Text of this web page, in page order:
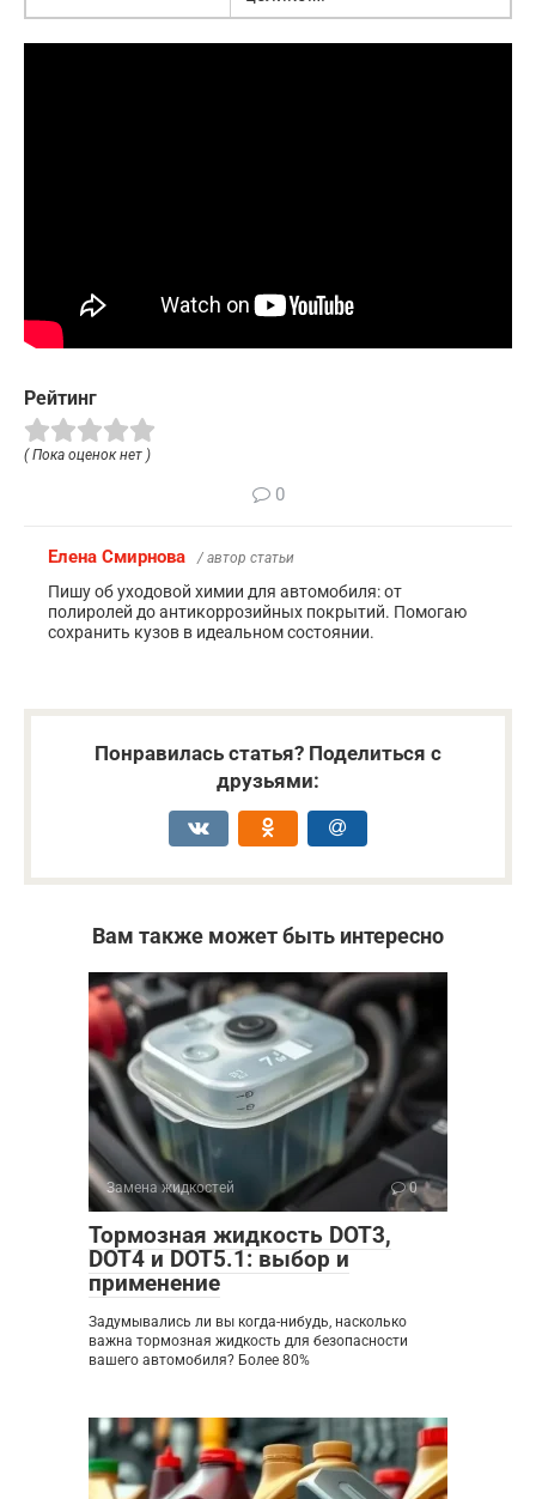
Рейтинг
( Пока оценок нет )
0
Елена Смирнова / автор статьи
Пишу об уходовой химии для автомобиля: от
полиролей до антикоррозийных покрытий. Помогаю
сохранить кузов в идеальном состоянии.
Понравилась статья? Поделиться с
друзьями:
Вам также может быть интересно
Замена жидкостей 0
Тормозная жидкость DOT3,
DOT4 и DOT5.1: выбор и
применение
Задумывались ли вы когда-нибудь, насколько
важна тормозная жидкость для безопасности
вашего автомобиля? Более 80%